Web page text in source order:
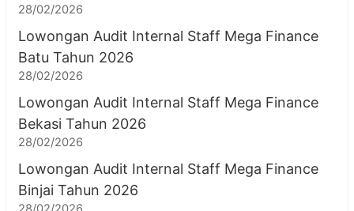
28/02/2026
Lowongan Audit Internal Staff Mega Finance
Batu Tahun 2026
28/02/2026
Lowongan Audit Internal Staff Mega Finance
Bekasi Tahun 2026
28/02/2026
Lowongan Audit Internal Staff Mega Finance
Binjai Tahun 2026